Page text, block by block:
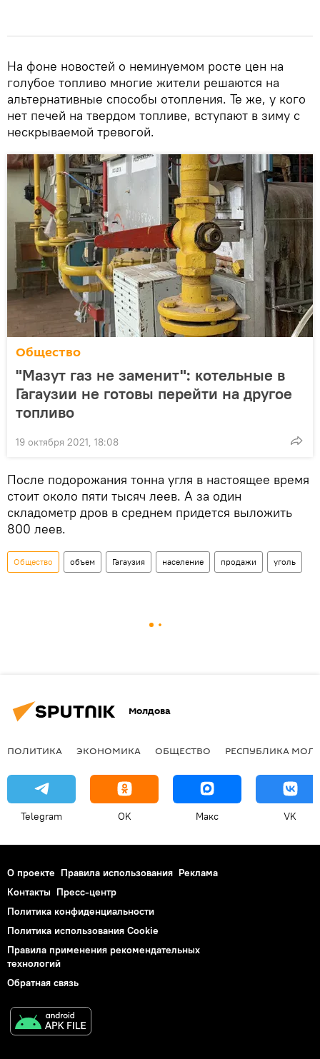
На фоне новостей о неминуемом росте цен на
голубое топливо многие жители решаются на
альтернативные способы отопления. Те же, у кого
нет печей на твердом топливе, вступают в зиму с
нескрываемой тревогой.
Общество
"Мазут газ не заменит": котельные в
Гагаузии не готовы перейти на другое
топливо
19 октября 2021, 18:08
После подорожания тонна угля в настоящее время
стоит около пяти тысяч леев. А за один
складометр дров в среднем придется выложить
800 леев.
Общество объем Гагаузия население продажи уголь
Молдова
ПОЛИТИКА ЭКОНОМИКА ОБЩЕСТВО РЕСПУБЛИКА
Telegram OK Макс VK
О проекте Правила использования Реклама
Контакты Пресс-центр
Политика конфиденциальности
Политика использования Cookie
Правила применения рекомендательных
технологий
Обратная связь